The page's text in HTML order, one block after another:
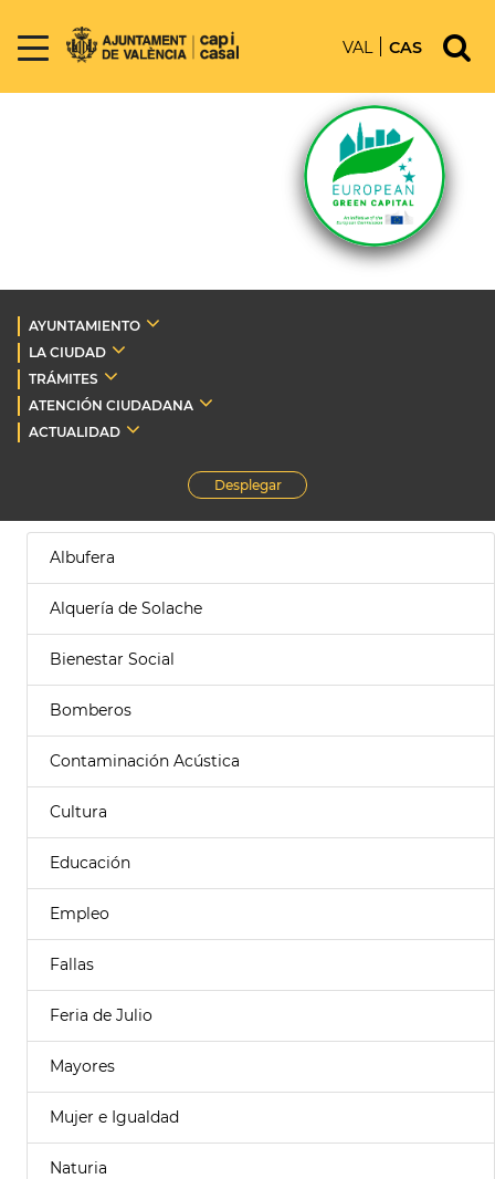
VAL CAS
AYUNTAMIENTO
LA CIUDAD
TRÁMITES
ATENCIÓN CIUDADANA
ACTUALIDAD
Desplegar
Albufera
Alquería de Solache
Bienestar Social
Bomberos
Contaminación Acústica
Cultura
Educación
Empleo
Fallas
Feria de Julio
Mayores
Mujer e Igualdad
Naturia